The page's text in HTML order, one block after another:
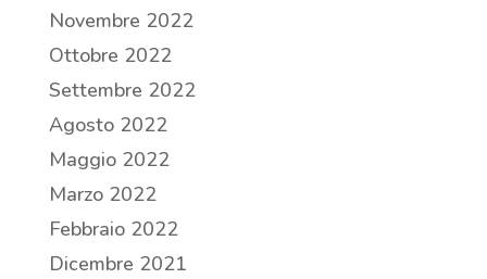
Novembre 2022
Ottobre 2022
Settembre 2022
Agosto 2022
Maggio 2022
Marzo 2022
Febbraio 2022
Dicembre 2021